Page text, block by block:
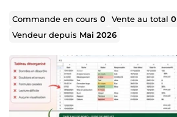
Commande en cours0 Vente au total0
Vendeur depuis Mai 2026